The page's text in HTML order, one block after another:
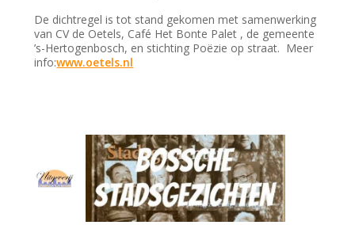
De dichtregel is tot stand gekomen met samenwerking
van CV de Oetels, Café Het Bonte Palet , de gemeente
’s-Hertogenbosch, en stichting Poëzie op straat. Meer
info:www.oetels.nl